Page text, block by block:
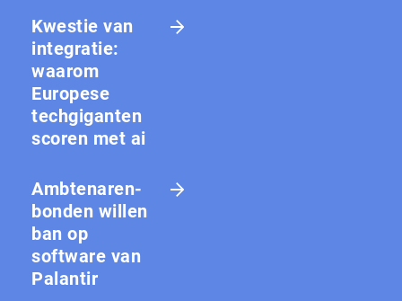
Kwestie van
integratie:
waarom
Europese
techgiganten
scoren met ai
Amb­te­na­ren­
bon­den willen
ban op
software van
Palantir